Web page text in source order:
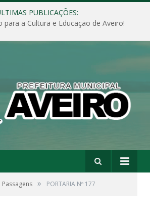
PUBLICAÇÕES:
a Cultura e Educação de Aveiro!
» PORTARIA Nº 177